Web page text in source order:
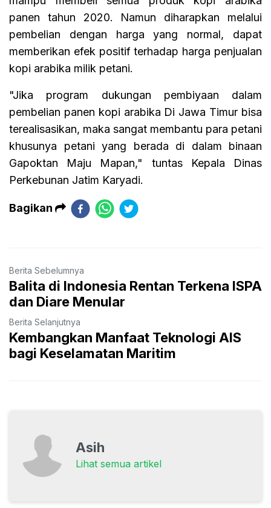
panen tahun 2020. Namun diharapkan melalui
pembelian dengan harga yang normal, dapat
memberikan efek positif terhadap harga penjualan
kopi arabika milik petani.
"Jika program dukungan pembiyaan dalam
pembelian panen kopi arabika Di Jawa Timur bisa
terealisasikan, maka sangat membantu para petani
khusunya petani yang berada di dalam binaan
Gapoktan Maju Mapan," tuntas Kepala Dinas
Perkebunan Jatim Karyadi.
Bagikan
Berita Sebelumnya
Balita di Indonesia Rentan Terkena ISPA
dan Diare Menular
Berita Selanjutnya
Kembangkan Manfaat Teknologi AIS
bagi Keselamatan Maritim
Asih
Lihat semua artikel